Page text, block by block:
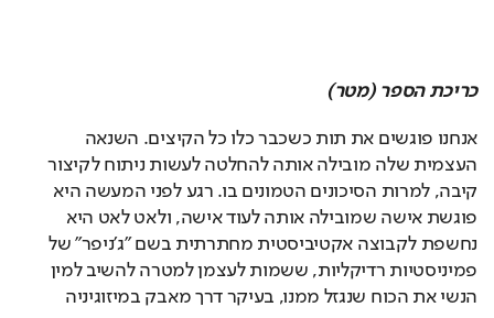
כריכת הספר (מטר)
אנחנו פוגשים את תות כשכבר כלו כל הקיצים. השנאה
העצמית שלה מובילה אותה להחלטה לעשות ניתוח לקיצור
קיבה, למרות הסיכונים הטמונים בו. רגע לפני המעשה היא
פוגשת אישה שמובילה אותה לעוד אישה, ולאט לאט היא
נחשפת לקבוצה אקטיביסטית מחתרתית בשם "ג'ניפר" של
פמיניסטיות רדיקליות, ששמות לעצמן למטרה להשיב למין
הנשי את הכוח שנגזל ממנו, בעיקר דרך מאבק במיזוגיניה